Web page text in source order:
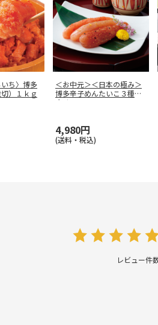
いち〉博多
）１ｋｇ
＜お中元＞＜日本の極み＞
博多辛子めんたいこ３種詰
合せ
4,980円
(送料・税込)
レビュー件